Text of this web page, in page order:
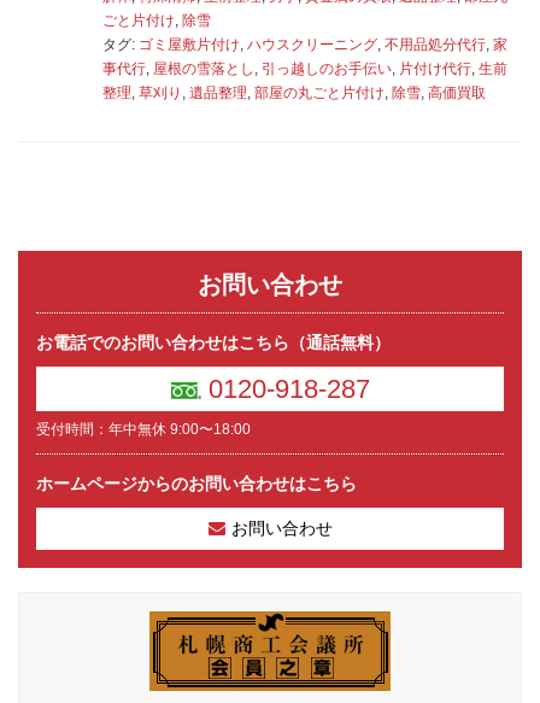
ごと片付け, 除雪
タグ: ゴミ屋敷片付け, ハウスクリーニング, 不用品処分代行, 家
事代行, 屋根の雪落とし , 引っ越しのお手伝い, 片付け代行, 生前
整理, 草刈り , 遺品整理, 部屋の丸ごと片付け, 除雪, 高価買取
お問い合わせ
お電話でのお問い合わせはこちら（通話無料）
0120-918-287
受付時間：年中無休 9:00〜18:00
ホームページからのお問い合わせはこちら
お問い合わせ